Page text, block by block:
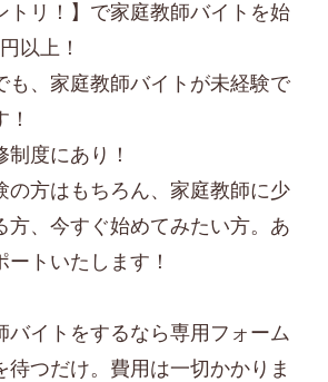
トリ！】で家庭教師バイトを始
以上！
も、家庭教師バイトが未経験で
度にあり！
の方はもちろん、家庭教師に少
方、今すぐ始めてみたい方。あ
トいたします！
バイトをするなら専用フォーム
待つだけ。費用は一切かかりま